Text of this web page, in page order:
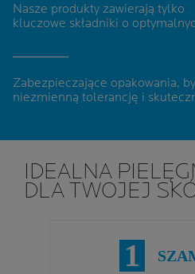
Nasze produkty zawierają tylko
kluczowe składniki o
Zabezpieczające opakowania,
niezmienną tolerancję i
IDEALNA
DLA TWOJEJ
1